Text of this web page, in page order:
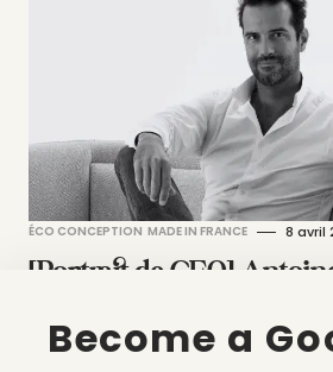
ÉCO CONCEPTION MADE IN FRANCE 8 avril
[Portrait de CEO]
Roset : les atouts d’un
français dans
Become a